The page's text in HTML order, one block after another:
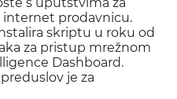
internet prodavnicu.
skriptu u roku od
za pristup mrežnom
Dashboard.
je za